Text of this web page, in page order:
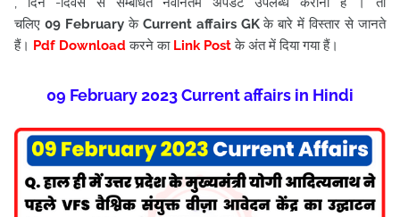
चलिए 09 Februaryके Current affairsGK के बारे में विस्तार से जानते
हैं। Pdf Download करने का Link Postके अंत में दिया गया हैं।
09 February2023 Current affairs in Hindi